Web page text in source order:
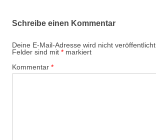
Schreibe einen Kommentar
Deine E-Mail-Adresse wird nicht veröffentlicht.
Felder sind mit * markiert
Kommentar *